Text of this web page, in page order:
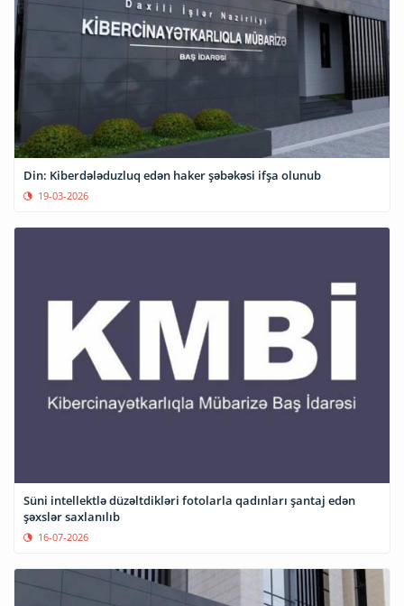
Din: Kiberdələduzluq edən haker şəbəkəsi ifşa olunub
19-03-2026
Süni intellektlə düzəltdikləri fotolarla qadınları şantaj edən
şəxslər saxlanılıb
16-07-2026